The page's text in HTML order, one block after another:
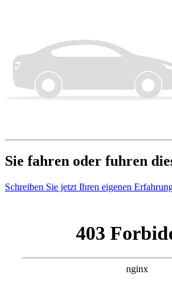
Sie fahren oder fuhren
Schreiben Sie jetzt Ihren eigenen